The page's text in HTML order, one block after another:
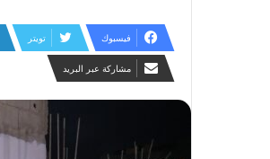
فيسبوك تويتر
مشاركة عبر البريد